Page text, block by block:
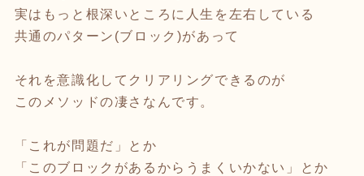
実はもっと根深いところに人生を左右している
共通のパターン(ブロック)があって
それを意識化してクリアリングできるのが
このメソッドの凄さなんです。
「これが問題だ」とか
「このブロックがあるからうまくいかない」とか